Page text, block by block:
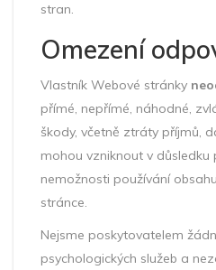
stran.
Omezení
Vlastník Webové stránky
přímé, nepřímé, náhodné,
škody, včetně ztráty příjmů,
mohou vzniknout v důsledku
nemožnosti používání
stránce.
Nejsme poskytovatelem
psychologických služeb a